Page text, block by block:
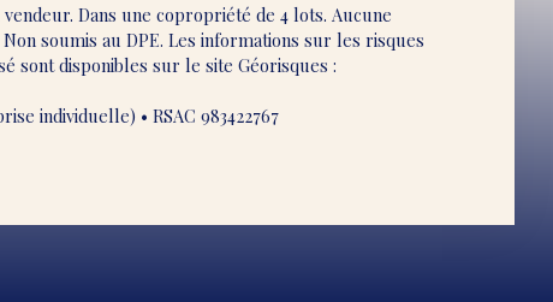
Dans une copropriété de 4 lots. Aucune
soumis au DPE. Les informations sur les risques
sont disponibles sur le site Géorisques :
individuelle) • RSAC 983422767